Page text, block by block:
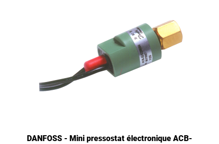
DANFOSS - Mini pressostat électronique ACB-